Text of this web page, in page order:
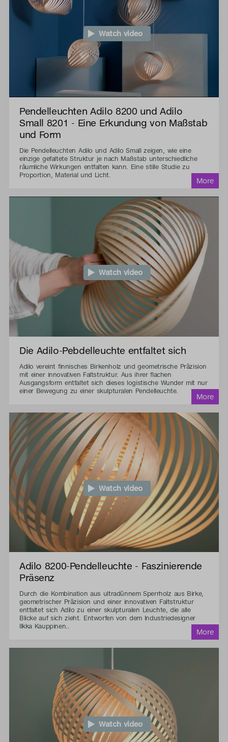
Watch video
Pendelleuchten Adilo 8200 und Adilo
Small 8201 - Eine Erkundung von Maßstab
und Form
Die Pendelleuchten Adilo und Adilo Small zeigen, wie eine
einzige gefaltete Struktur je nach Maßstab unterschiedliche
räumliche Wirkungen entfalten kann. Eine stille Studie zu
Proportion, Material und Licht.
Watch video
Die Adilo-Pebdelleuchte entfaltet sich
Adilo vereint finnisches Birkenholz und geometrische Präzision
mit einer innovativen Faltstruktur. Aus ihrer flachen
Ausgangsform entfaltet sich dieses logistische Wunder mit nur
einer Bewegung zu einer skulpturalen Pendelleuchte.
Watch video
Adilo 8200-Pendelleuchte - Faszinierende
Präsenz
Durch die Kombination aus ultradünnem Sperrholz aus Birke,
geometrischer Präzision und einer innovativen Faltstruktur
entfaltet sich Adilo zu einer skulpturalen Leuchte, die alle
Blicke auf sich zieht. Entworfen von dem Industriedesigner
Ilkka Kauppinen..
Watch video